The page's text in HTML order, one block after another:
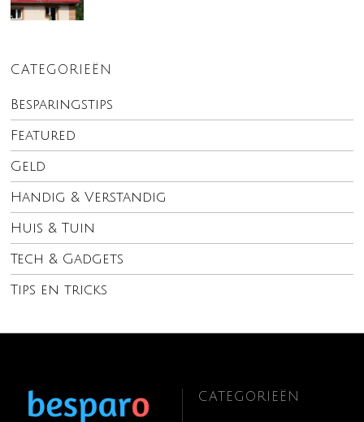
CATEGORIEËN
Besparingstips
Featured
Geld
Handig & Verstandig
Huis & Tuin
Tech & Gadgets
Tips en tricks
CATEGORIEËN